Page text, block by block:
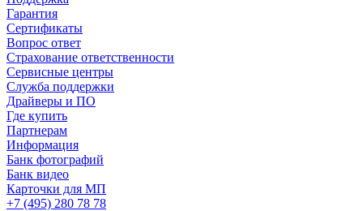
Гарантия
Сертификаты
Вопрос ответ
Страхование ответственности
Сервисные центры
Служба поддержки
Драйверы и ПО
Где купить
Партнерам
Информация
Банк фотографий
Банк видео
Карточки для МП
+7 (495) 280 78 78